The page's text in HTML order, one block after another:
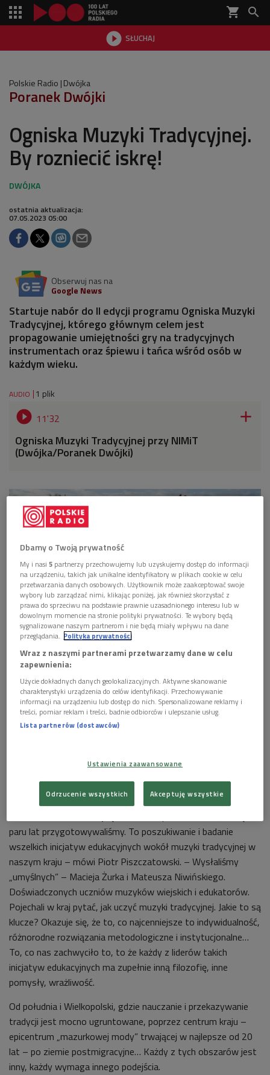
shopping_cart 
 SŁUCHAJ

Polskie Radio Dwójka
Poranek Dwójki
Ogniska Muzyki Tradycyjnej.
By rozniecić iskrę!
ostatnia aktualizacja:
07.05.2023 05:00
Obserwuj nas na
Google News
Startuje nabór do II edycji programu Ogniska Muzyki
Tradycyjnej, którego głównym celem jest
propagowanie umiejętności gry na tradycyjnych
instrumentach oraz śpiewu i tańca wśród osób w
każdym wieku.
AUDIO 1 plik
 11'32 
Ogniska Muzyki Tradycyjnej przy NIMiT
(Dwójka/Poranek Dwójki)
Marcin Drabik i Paula Kinaszewska grają dla Józefa Kędzierskiego
Foto: Piotr
Baczewski/Muzyka Zakorzeniona
Piotr Piszczatowski (znany m.in. jako inicjator Targowiska
Instrumentów) tym razem gościł u nas jako kierownik
Instytucie Muzyki i Tańca. Z Piotrem Kędziorkiem rozmawiali
poszukiwań animatorów muzyki tradycyjnej.
paru lat przygotowywaliśmy. To poszukiwanie i badanie
wszelkich inicjatyw edukacyjnych wokół muzyki tradycyjnej w
naszym kraju – mówi Piotr Piszczatowski. – Wysłaliśmy
„umyślnych” – Macieja Żurka i Mateusza Niwińskiego.
Doświadczonych uczniów muzyków wiejskich i edukatorów.
Pojechali w kraj pytać, jak uczyć muzyki tradycyjnej. Jakie to są
klucze? Okazuje się, że to, co najcenniejsze to indywidualność,
różnorodne rozwiązania metodologiczne i instytucjonalne…
To, co nas zachwyciło to, to że każdy z liderów takich
inicjatyw edukacyjnych ma zupełnie inną filozofię, inne
pomysły, wrażliwość.
Od południa i Wielkopolski, gdzie nauczanie i przekazywanie
tradycji jest mocno ugruntowane, poprzez centrum kraju –
epicentrum „mazurkowej mody” trwającej w najlepsze od 20
lat – po ziemie postmigracyjne… Każdy z tych obszarów jest
inny, każdy wymaga innego podejścia.
Dbamy o Twoją prywatność
My i nasi5 partnerzy przechowujemy lub uzyskujemy dostęp do informacji
na urządzeniu, takich jak unikalne identyfikatory w plikach cookie w celu
przetwarzania danych osobowych. Użytkownik może zaakceptować swoje
wybory lub zarządzać nimi, klikając poniżej, jak również skorzystać z
prawa do sprzeciwu na podstawie prawnie uzasadnionego interesu lub w
dowolnym momencie na stronie polityki prywatności. Te wybory będą
sygnalizowane naszym partnerom i nie będą miały wpływu na dane
przeglądania. Polityka prywatności
Wraz z naszymi partnerami przetwarzamy dane w celu
zapewnienia:
Użycie dokładnych danych geolokalizacyjnych. Aktywne skanowanie
charakterystyki urządzenia do celów identyfikacji. Przechowywanie
informacji na urządzeniu lub dostęp do nich. Spersonalizowane reklamy i
treści, pomiar reklam i treści, badnie odbiorców i ulepszanie usług.
Lista partnerów (dostawców)
Ustawienia zaawansowane
Odrzucenie wszystkich Akceptuję wszystkie